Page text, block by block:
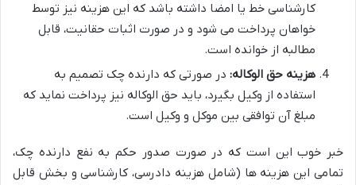
کارشناسی خط یا امضا داشته باشد که این هزینه نیز توسط
خواهان پرداخت می شود و در صورت اثبات حقانیت، قابل
مطالبه از خوانده است.
هزینه حق الوکاله: در صورتی که دارنده چک تصمیم به
استفاده از وکیل بگیرد، باید حق الوکاله نیز پرداخت نماید که
مبلغ آن توافقی بین موکل و وکیل است.
خبر خوب این است که در صورت صدور حکم به نفع دارنده چک،
تمامی این هزینه ها (شامل هزینه دادرسی، کارشناسی و بخش قابل